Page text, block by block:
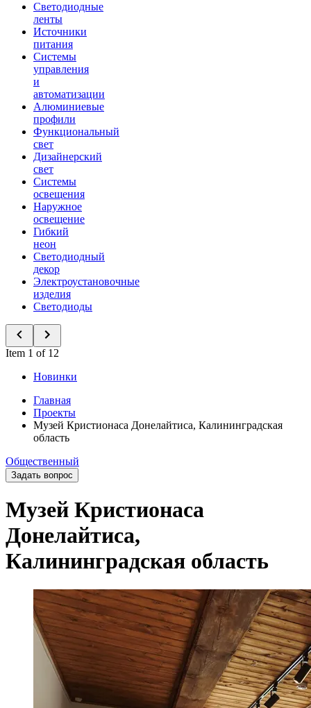
Светодиодные
ленты
Источники
питания
Системы
управления
и
автоматизации
Алюминиевые
профили
Функциональный
свет
Дизайнерский
свет
Системы
освещения
Наружное
освещение
Гибкий
неон
Светодиодный
декор
Электроустановочные
изделия
Светодиоды
Item 1 of 12
Новинки
Главная
Проекты
Музей Кристионаса Донелайтиса, Калининградская
область
Общественный
Задать вопрос
Музей Кристионаса
Донелайтиса,
Калининградская область